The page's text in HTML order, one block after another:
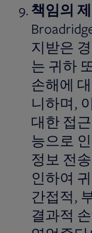
책임의
지받은
는 귀하
손해에
니하며,
대한 접
능으로
정보 전
인하여
간접적,
결과적